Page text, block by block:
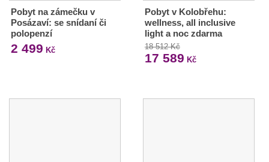
Pobyt na zámečku v
Posázaví: se snídaní či
polopenzí
2 499 Kč
Pobyt v Kolobřehu:
wellness, all inclusive
light a noc zdarma
18 512 Kč
17 589 Kč